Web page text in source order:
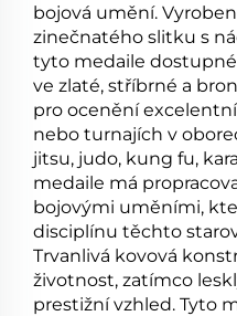
bojová umění.
zinečnatého slitku s
tyto medaile
ve zlaté, stříbrné a
pro ocenění
nebo turnajích v
jitsu, judo, kung fu,
medaile má
bojovými uměními,
disciplínu těchto
Trvanlivá kovová
životnost, zatímco
prestižní vzhled. Tyto